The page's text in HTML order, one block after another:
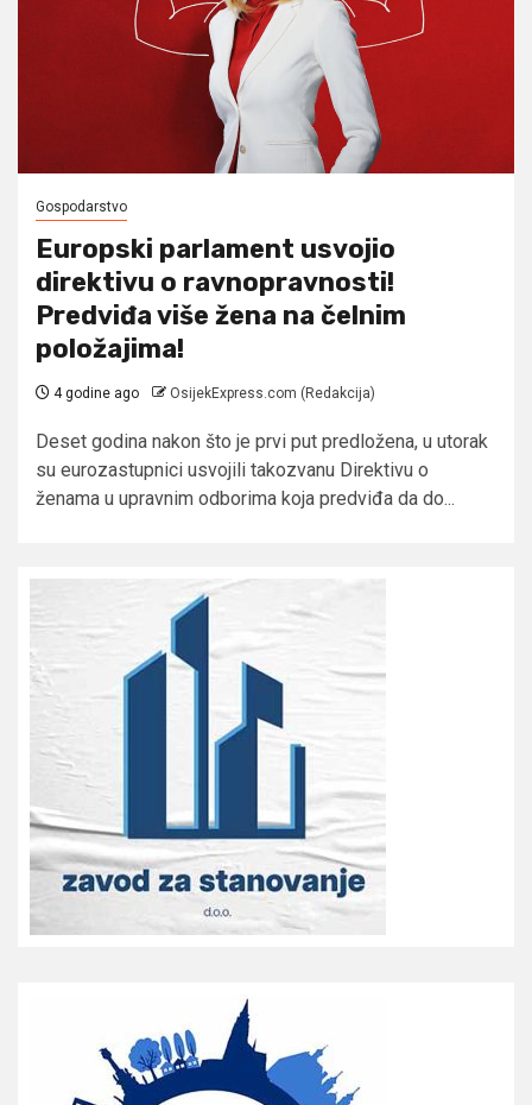
Gospodarstvo
Europski parlament usvojio
direktivu o ravnopravnosti!
Predviđa više žena na čelnim
položajima!
4 godine ago OsijekExpress.com (Redakcija)
Deset godina nakon što je prvi put predložena, u utorak
su eurozastupnici usvojili takozvanu Direktivu o
ženama u upravnim odborima koja predviđa da do...